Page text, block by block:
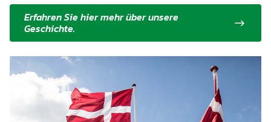
Erfahren Sie hier mehr über unsere
Geschichte.